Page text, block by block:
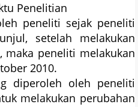
Penelitian
peneliti sejak peneliti
setelah melakukan
maka peneliti melakukan
2010.
diperoleh oleh peneliti
melakukan perubahan